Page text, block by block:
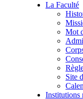
La Faculté
Mot
Site
Institutions